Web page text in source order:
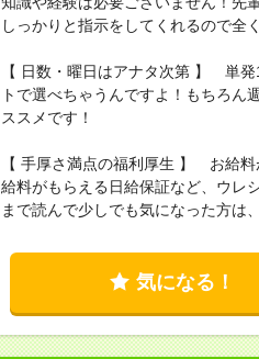
しっかりと指示をしてくれるので全
【 日数・曜日はアナタ次第 】 単
トで選べちゃうんですよ！もちろん
ススメです！
【 手厚さ満点の福利厚生 】 お給
給料がもらえる日給保証など、ウレ
まで読んで少しでも気になった方は
気になる！